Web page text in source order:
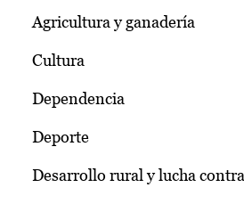
Agricultura y ganadería
Cultura
Dependencia
Deporte
Desarrollo rural y lucha